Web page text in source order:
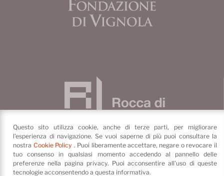
Fondazione di Vignola
Questo sito utilizza cookie, anche di terze parti, per migliorare
l'esperienza di navigazione. Se vuoi saperne di più puoi consultare la
nostra Cookie Policy . Puoi liberamente accettare, negare o revocare il
tuo consenso in qualsiasi momento accedendo al pannello delle
preferenze nella pagina privacy. Puoi acconsentire all'uso di queste
tecnologie acconsentendo a questa informativa.